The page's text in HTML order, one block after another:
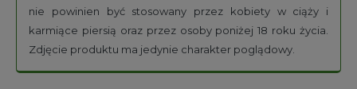
nie powinien być stosowany przez kobiety w ciąży i
karmiące piersią oraz przez osoby poniżej 18 roku życia.
Zdjęcie produktu ma jedynie charakter poglądowy.